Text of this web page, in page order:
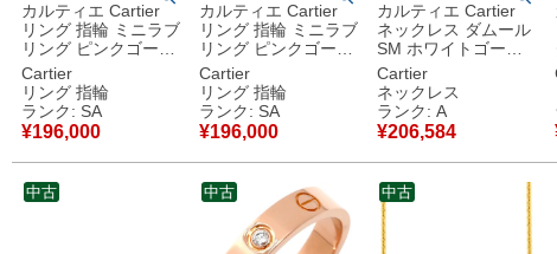
カルティエ Cartier
リング 指輪 ミニラブ
リング ピンクゴール
ド #56(JP16) スモー
ルモデル LOVE Ring
18K 750PG 15.5号
B4085200 【中古】
新品同様品
Cartier
リング 指輪
ランク: SA
¥196,000
カルティエ Cartier
リング 指輪 ミニラブ
リング ピンクゴール
ド #50(JP10) スモー
ルモデル LOVE Ring
18K 750PG 10号
B4085200 【箱】
【中古】新品同様品
Cartier
リング 指輪
ランク: SA
¥196,000
カルティエ Cartier
ネックレス ダムール
SM ホワイトゴール
ド ダイヤモンド 18K
Au750 WG
B7215900 【中古】
中古美品
Cartier
ネックレス
ランク: A
¥206,584
中古 中古 中古